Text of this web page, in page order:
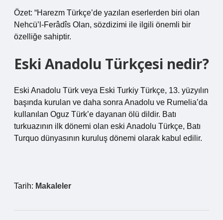
Özet: “Harezm Türkçe’de yazılan eserlerden biri olan
Nehcü’l-Ferâdîs Olan, sözdizimi ile ilgili önemli bir
özelliğe sahiptir.
Eski Anadolu Türkçesi nedir?
Eski Anadolu Türk veya Eski Turkiy Türkçe, 13. yüzyılın
başında kurulan ve daha sonra Anadolu ve Rumelia’da
kullanılan Oguz Türk’e dayanan ölü dildir. Batı
turkuazının ilk dönemi olan eski Anadolu Türkçe, Batı
Turquo dünyasının kuruluş dönemi olarak kabul edilir.
Tarih: Makaleler